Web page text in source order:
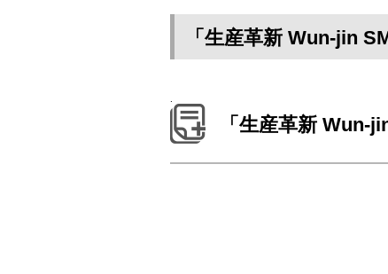
「生産革新 Wun-jin
「生産革新